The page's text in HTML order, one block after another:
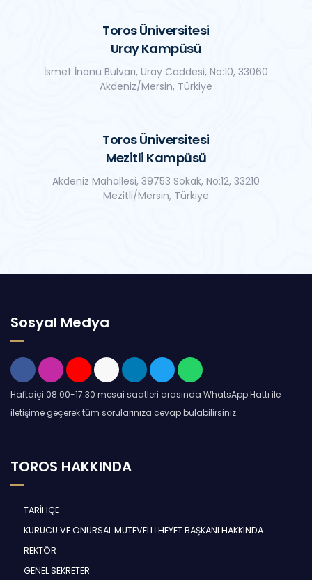
Toros Üniversitesi
Uray Kampüsü
İsmet İnönü Bulvarı, Uray Caddesi, No:10, 33060
Akdeniz/Mersin, Türkiye
Toros Üniversitesi
Mezitli Kampüsü
Akdeniz Mahallesi, 39753 Sokak, No:12, 33210
Mezitli/Mersin, Türkiye
Sosyal Medya
Haftaiçi 08.00-17.30 mesai saatleri arasında WhatsApp Hattı ile
iletişime geçerek tüm sorularınıza cevap bulabilirsiniz.
TOROS HAKKINDA
TARİHÇE
KURUCU VE ONURSAL MÜTEVELLİ HEYET BAŞKANI HAKKINDA
REKTÖR
GENEL SEKRETER